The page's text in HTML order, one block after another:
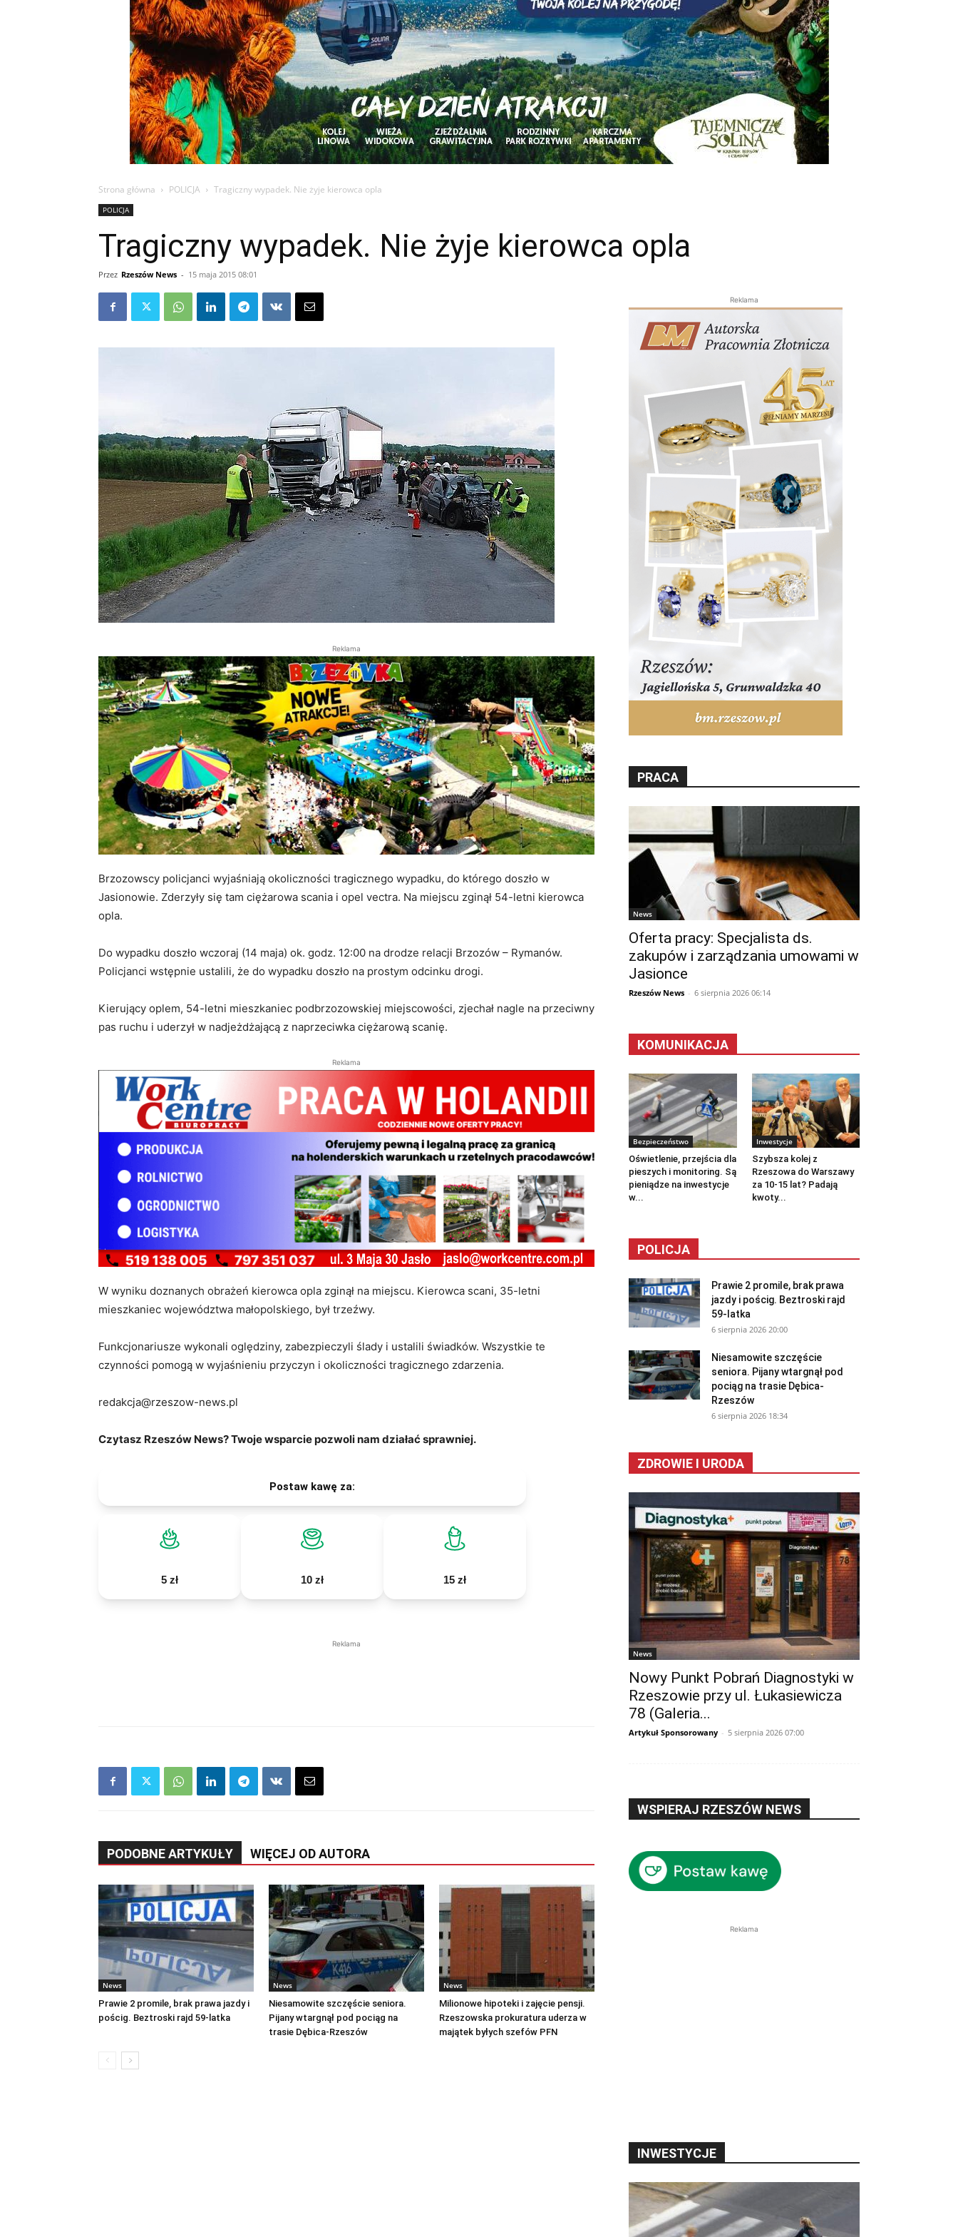
Strona główna POLICJA Tragiczny wypadek. Nie żyje kierowca opla
POLICJA
Tragiczny wypadek. Nie żyje kierowca opla
Przez Rzeszów News - 15 maja 2015 08:01
Reklama
Brzozowscy policjanci wyjaśniają okoliczności tragicznego wypadku, do którego doszło w
Jasionowie. Zderzyły się tam ciężarowa scania i opel vectra. Na miejscu zginął 54-letni kierowca
opla.
Do wypadku doszło wczoraj (14 maja) ok. godz. 12:00 na drodze relacji Brzozów – Rymanów.
Policjanci wstępnie ustalili, że do wypadku doszło na prostym odcinku drogi.
Kierujący oplem, 54-letni mieszkaniec podbrzozowskiej miejscowości, zjechał nagle na przeciwny
pas ruchu i uderzył w nadjeżdżającą z naprzeciwka ciężarową scanię.
Reklama
W wyniku doznanych obrażeń kierowca opla zginął na miejscu. Kierowca scani, 35-letni
mieszkaniec województwa małopolskiego, był trzeźwy.
Funkcjonariusze wykonali oględziny, zabezpieczyli ślady i ustalili świadków. Wszystkie te
czynności pomogą w wyjaśnieniu przyczyn i okoliczności tragicznego zdarzenia.
redakcja@rzeszow-news.pl
Czytasz Rzeszów News? Twoje wsparcie pozwoli nam działać sprawniej.
Postaw kawę za:
5 zł 10 zł 15 zł
Reklama
PODOBNE ARTYKUŁY WIĘCEJ OD AUTORA
News
Prawie 2 promile, brak prawa jazdy i
pościg. Beztroski rajd 59-latka
News
Niesamowite szczęście seniora.
Pijany wtargnął pod pociąg na
trasie Dębica-Rzeszów
News
Milionowe hipoteki i zajęcie pensji.
Rzeszowska prokuratura uderza w
majątek byłych szefów PFN
Reklama
PRACA
News
Oferta pracy: Specjalista ds.
zakupów i zarządzania umowami w
Jasionce
Rzeszów News - 6 sierpnia 2026 06:14
KOMUNIKACJA
Bezpieczeństwo
Oświetlenie, przejścia dla
pieszych i monitoring. Są
pieniądze na inwestycje
w...
Inwestycje
Szybsza kolej z
Rzeszowa do Warszawy
za 10-15 lat? Padają
kwoty...
POLICJA
Prawie 2 promile, brak prawa
jazdy i pościg. Beztroski rajd
59-latka
6 sierpnia 2026 20:00
Niesamowite szczęście
seniora. Pijany wtargnął pod
pociąg na trasie Dębica-
Rzeszów
6 sierpnia 2026 18:34
ZDROWIE I URODA
News
Nowy Punkt Pobrań Diagnostyki w
Rzeszowie przy ul. Łukasiewicza
78 (Galeria...
Artykuł Sponsorowany - 5 sierpnia 2026 07:00
WSPIERAJ RZESZÓW NEWS
Reklama
INWESTYCJE